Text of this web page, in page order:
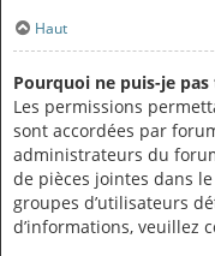
Haut
Pourquoi ne puis-je
Les permissions
sont accordées par
administrateurs du
de pièces jointes dans
groupes d’utilisateurs
d’informations, veuillez